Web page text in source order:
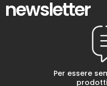
newsletter
Per essere